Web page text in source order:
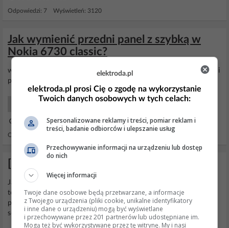
Odpowiedzi: 7 Wyświetleń: 3120
Jak wymienić przedni panel z szybką w
Nokia 6730 classic?
witam jak wymienić obudowę w 6730 ? chodzi mi jedynie o przedni
panel z
Smartfony Początkujący
28 Wrz 2010 08:19
Odpowiedzi: 1 Wyświetleń: 7471
Jak w temacie, zlecę
terenie Wrocławia lub z możliwością wysyłki (proszę o podanie
proponowanej ceny za usługę). Ewentualnie proszę o polecenie
serwisu, który mógłby podjąć się wymiany.
elektroda.pl
elektroda.pl prosi Cię o zgodę na wykorzystanie
Twoich danych osobowych w tych celach:
Spersonalizowane reklamy i treści, pomiar reklam i
treści, badanie odbiorców i ulepszanie usług
Przechowywanie informacji na urządzeniu lub dostęp
do nich
Więcej informacji
Twoje dane osobowe będą przetwarzane, a informacje
z Twojego urządzenia (pliki cookie, unikalne identyfikatory
i inne dane o urządzeniu) mogą być wyświetlane
i przechowywane przez 201 partnerów lub udostępniane im.
Mogą też być wykorzystywane przez tę witrynę. My i nasi